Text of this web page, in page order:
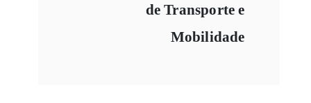
de Transporte e
Mobilidade